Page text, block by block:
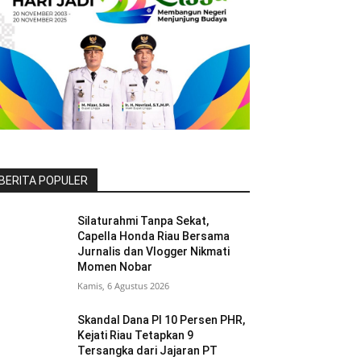
POPULER
Silaturahmi Tanpa Sekat,
Capella Honda Riau Bersama
Jurnalis dan Vlogger Nikmati
Momen Nobar
Kamis, 6 Agustus 2026
Skandal Dana PI 10 Persen PHR,
Kejati Riau Tetapkan 9
Tersangka dari Jajaran PT